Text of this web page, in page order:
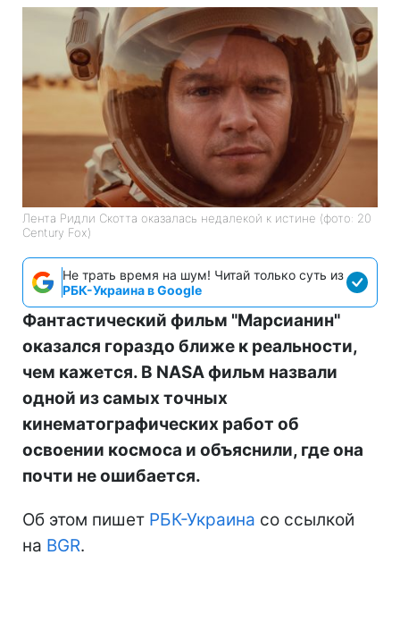
Лента Ридли Скотта оказалась недалекой к истине (фото: 20
Century Fox)
Не трать время на шум! Читай только суть из
РБК-Украина в Google
Фантастический фильм "Марсианин"
оказался гораздо ближе к реальности,
чем кажется. В NASA фильм назвали
одной из самых точных
кинематографических работ об
освоении космоса и объяснили, где она
почти не ошибается.
Об этом пишет РБК-Украина со ссылкой
на BGR.